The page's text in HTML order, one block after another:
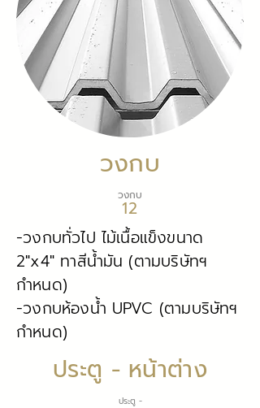
วงกบ
วงกบ
12
-วงกบทั่วไป ไม้เนื้อแข็งขนาด
2"x4" ทาสีน้ำมัน (ตามบริษัทฯ
กำหนด)
-วงกบห้องน้ำ UPVC (ตามบริษัทฯ
กำหนด)
ประตู - หน้าต่าง
ประตู -